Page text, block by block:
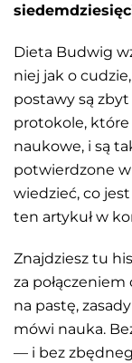
Dieta Budwig
niej jak o
postawy są
protokole, które
naukowe, i są
potwierdzone
wiedzieć, co
ten artykuł w
Znajdziesz tu
za
na pastę,
mówi nauka.
— i bez